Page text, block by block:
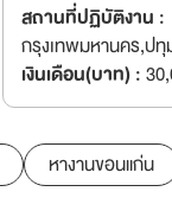
สถานที่ปฏิบัติงาน :
กรุงเทพมหานคร,ป
เงินเดือน(บาท) :
หางานขอนแก่น